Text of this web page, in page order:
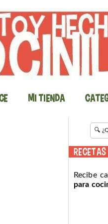
Mi Tienda
Recibe
para